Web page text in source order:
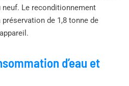
neuf. Le reconditionnement
de 1,8 tonne de
d’eau et